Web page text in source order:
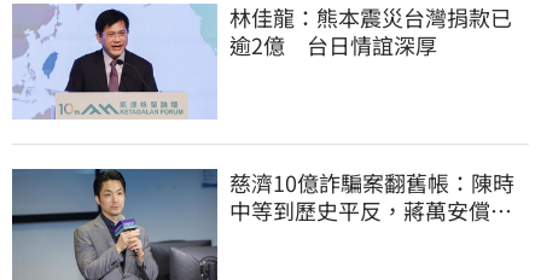
林佳龍：熊本震災台灣捐款已
逾2億 台日情誼深厚
慈濟10億詐騙案翻舊帳：陳時
中等到歷史平反，蔣萬安償還